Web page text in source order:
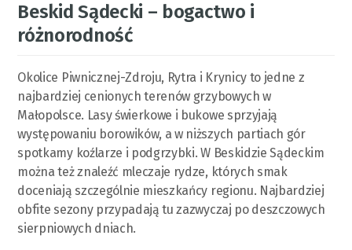
Beskid Sądecki – bogactwo i
różnorodność
Okolice Piwnicznej-Zdroju, Rytra i Krynicy to jedne z
najbardziej cenionych terenów grzybowych w
Małopolsce. Lasy świerkowe i bukowe sprzyjają
występowaniu borowików, a w niższych partiach gór
spotkamy koźlarze i podgrzybki. W Beskidzie Sądeckim
można też znaleźć mleczaje rydze, których smak
doceniają szczególnie mieszkańcy regionu. Najbardziej
obfite sezony przypadają tu zazwyczaj po deszczowych
sierpniowych dniach.